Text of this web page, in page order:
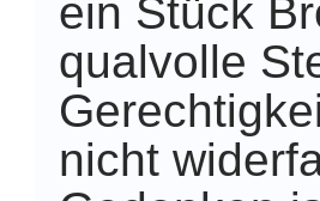
ein Stück
qualvolle
nicht